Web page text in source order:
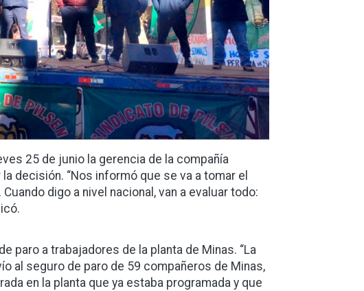
25 de junio la gerencia de la compañía
decisión. “Nos informó que se va a tomar el
digo a nivel nacional, van a evaluar todo:
paro a trabajadores de la planta de Minas. “La
al seguro de paro de 59 compañeros de Minas,
en la planta que ya estaba programada y que